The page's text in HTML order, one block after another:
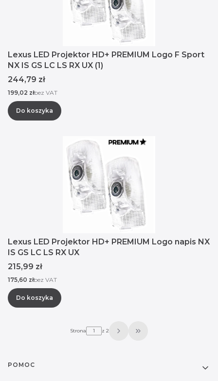
Lexus LED Projektor HD+ PREMIUM Logo F Sport
NX IS GS LC LS RX UX (1)
Cena
244,79 zł
Cena
199,02 złbez VAT
Do koszyka
Lexus LED Projektor HD+ PREMIUM Logo napis NX
IS GS LC LS RX UX
Cena
215,99 zł
Cena
175,60 złbez VAT
Do koszyka
Strona z 2 Przejdź do ostatniej
Linki w stopce
POMOC